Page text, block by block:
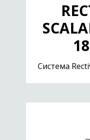
Cистема